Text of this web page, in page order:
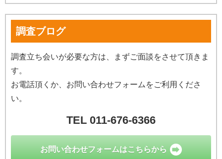
調査ブログ
調査立ち会いが必要な方は、まずご面談をさせて頂きま
す。
お電話頂くか、お問い合わせフォームをご利用くださ
い。
TEL 011-676-6366
お問い合わせフォームはこちらから